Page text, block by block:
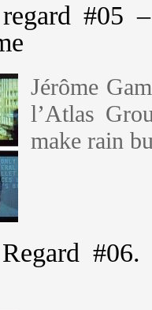
#05
Jérôme
l’Atlas
make rain